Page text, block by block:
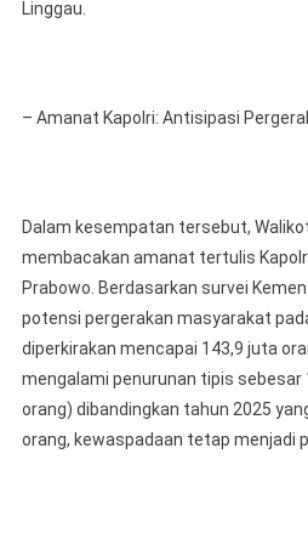
Linggau.
– Amanat Kapolri: Antisipasi
Dalam kesempatan tersebut,
membacakan amanat tertulis
Prabowo. Berdasarkan survei
potensi pergerakan masyarakat
diperkirakan mencapai 143,9 juta
mengalami penurunan tipis sebesar
orang) dibandingkan tahun 2025
orang, kewaspadaan tetap menjadi